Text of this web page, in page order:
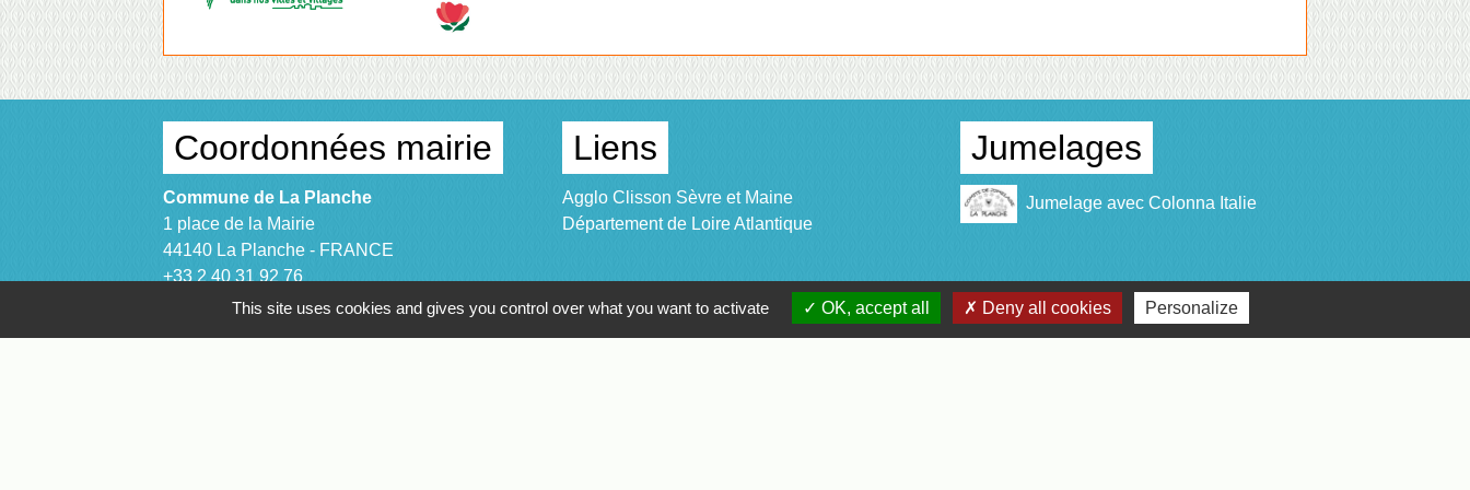
Coordonnées mairie
Commune de La Planche
1 place de la Mairie
44140 La Planche - FRANCE
+33 2 40 31 92 76
Contact par formulaire
Liens
Agglo Clisson Sèvre et Maine
Département de Loire Atlantique
Jumelages
Jumelage avec Colonna Italie
This site uses cookies and gives you control over what you want to activate OK, accept all Deny all cookies Personalize